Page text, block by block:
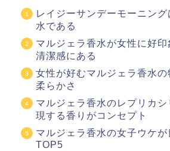
レイジーサンデーモーニン
水である
マルジェラ香水が女性に好
清潔感にある
女性が好むマルジェラ香水の
柔らかさ
マルジェラ香水のレプリカ
現する香りがコンセプト
マルジェラ香水の女子ウケ
TOP5